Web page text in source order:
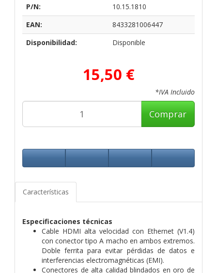
P/N:
10.15.1810
EAN:
8433281006447
Disponibilidad:
Disponible
15,50 €
*IVA Incluido
Comprar
Características
Especificaciones técnicas
Cable HDMI alta velocidad con Ethernet (V1.4)
con conector tipo A macho en ambos extremos.
Doble ferrita para evitar pérdidas de datos e
interferencias electromagnéticas (EMI).
Conectores de alta calidad blindados en oro de